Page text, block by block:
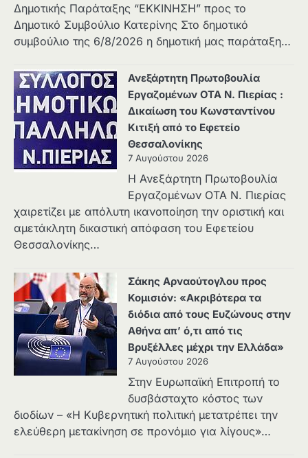
Δημοτικής Παράταξης “ΕΚΚΙΝΗΣΗ” προς το
Δημοτικό Συμβούλιο Κατερίνης Στο δημοτικό
συμβούλιο της 6/8/2026 η δημοτική μας παράταξη…
Ανεξάρτητη Πρωτοβουλία
Εργαζομένων ΟΤΑ Ν. Πιερίας :
Δικαίωση του Κωνσταντίνου
Κιτιξή από το Εφετείο
Θεσσαλονίκης
7 Αυγούστου 2026
Η Ανεξάρτητη Πρωτοβουλία
Εργαζομένων ΟΤΑ Ν. Πιερίας
χαιρετίζει με απόλυτη ικανοποίηση την οριστική και
αμετάκλητη δικαστική απόφαση του Εφετείου
Θεσσαλονίκης…
Σάκης Αρναούτογλου προς
Κομισιόν: «Ακριβότερα τα
διόδια από τους Ευζώνους στην
Αθήνα απ’ ό,τι από τις
Βρυξέλλες μέχρι την Ελλάδα»
7 Αυγούστου 2026
Στην Ευρωπαϊκή Επιτροπή το
δυσβάσταχτο κόστος των
διοδίων – «Η Κυβερνητική πολιτική μετατρέπει την
ελεύθερη μετακίνηση σε προνόμιο για λίγους»…